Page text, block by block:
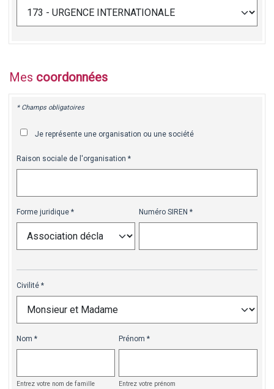
Mes coordonnées
* Champs obligatoires
Je représente une organisation ou une société
Raison sociale de l'organisation
Forme juridique Numéro SIREN
Civilité
Nom
Entrez votre nom de famille
Prénom
Entrez votre prénom